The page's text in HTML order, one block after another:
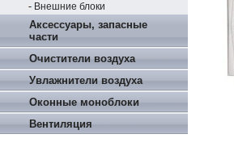
Внешние блоки
Аксессуары, запасные
части
Очистители воздуха
Увлажнители воздуха
Оконные моноблоки
Вентиляция